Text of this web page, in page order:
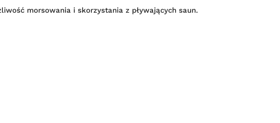
morsowania i skorzystania z pływających saun.